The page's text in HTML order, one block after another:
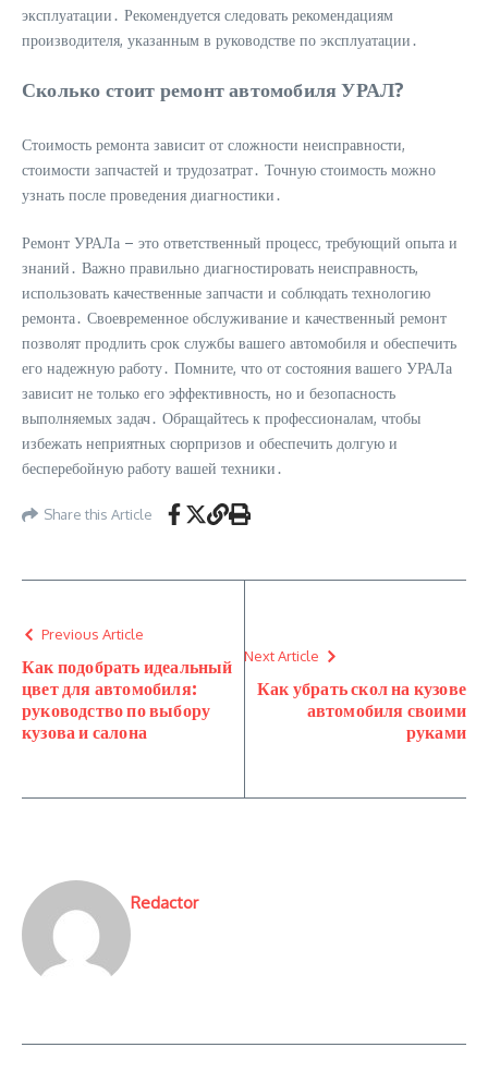
эксплуатации․ Рекомендуется следовать рекомендациям
производителя, указанным в руководстве по эксплуатации․
Сколько стоит ремонт автомобиля УРАЛ?
Стоимость ремонта зависит от сложности неисправности,
стоимости запчастей и трудозатрат․ Точную стоимость можно
узнать после проведения диагностики․
Ремонт УРАЛа – это ответственный процесс, требующий опыта и
знаний․ Важно правильно диагностировать неисправность,
использовать качественные запчасти и соблюдать технологию
ремонта․ Своевременное обслуживание и качественный ремонт
позволят продлить срок службы вашего автомобиля и обеспечить
его надежную работу․ Помните, что от состояния вашего УРАЛа
зависит не только его эффективность, но и безопасность
выполняемых задач․ Обращайтесь к профессионалам, чтобы
избежать неприятных сюрпризов и обеспечить долгую и
бесперебойную работу вашей техники․
Share this Article
Previous Article
Как подобрать идеальный
цвет для автомобиля:
руководство по выбору
кузова и салона
Next Article
Как убрать скол на кузове
автомобиля своими
руками
Redactor